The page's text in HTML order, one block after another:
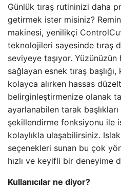
Günlük tıraş rutininizi daha
getirmek ister misiniz?
makinesi, yenilikçi
teknolojileri sayesinde tıraş
seviyeye taşıyor.
sağlayan esnek tıraş
kolayca alırken hassas
belirginleştirmenize olanak
ayarlanabilen tarak
şekillendirme fonksiyonu ile
kolaylıkla ulaşabilirsiniz.
seçenekleri sunan bu çok
hızlı ve keyifli bir deneyime
Kullanıcılar ne diyor?